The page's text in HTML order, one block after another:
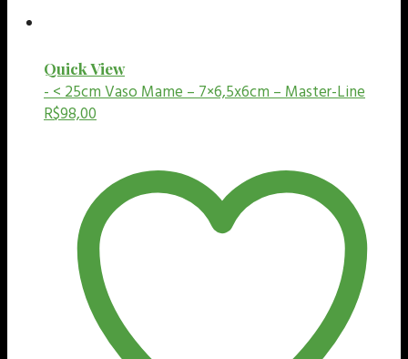
Quick View
- < 25cmVaso Mame – 7×6,5x6cm – Master-Line
R$98,00